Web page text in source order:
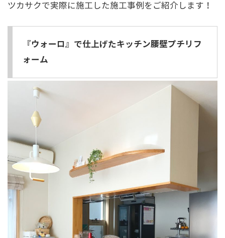
ツカサクで実際に施工した施工事例をご紹介します！
『ウォーロ』で仕上げたキッチン腰壁プチリフ
ォーム